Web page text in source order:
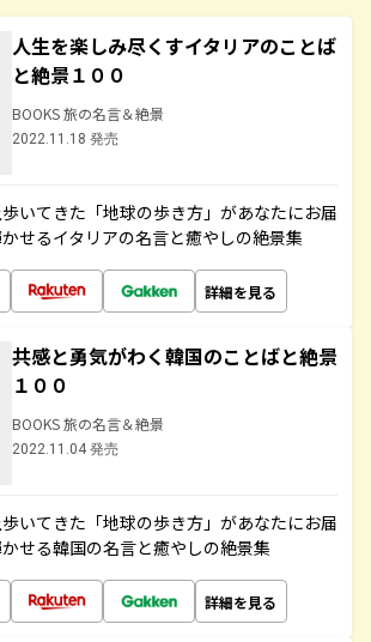
人生を楽しみ尽くすイタリアのことば
と絶景１００
BOOKS 旅の名言＆絶景
2022.11.18 発売
いてきた「地球の歩き方」があなたにお届
せるイタリアの名言と癒やしの絶景集
詳細を見る
共感と勇気がわく韓国のことばと絶景
１００
BOOKS 旅の名言＆絶景
2022.11.04 発売
いてきた「地球の歩き方」があなたにお届
せる韓国の名言と癒やしの絶景集
詳細を見る